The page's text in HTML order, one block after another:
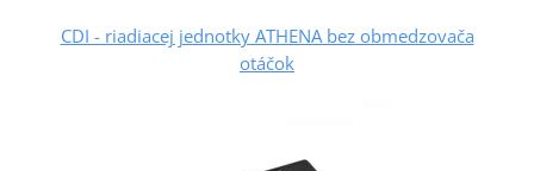
CDI - riadiacej jednotky ATHENA bez obmedzovača
otáčok